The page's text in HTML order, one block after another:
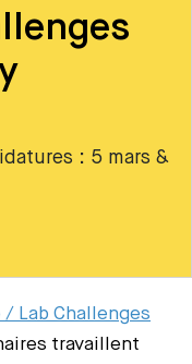
: 5 mars &
Lab Challenges
travaillent